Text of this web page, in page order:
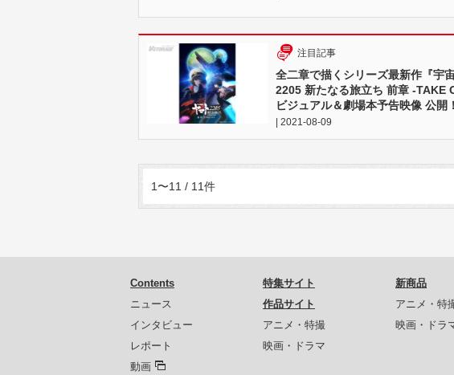
注目記事
全二章で描くシリーズ最新作『宇
2205 新たなる旅立ち 前章 -TAKE
ビジュアル＆劇場本予告映像 公開！
| 2021-08-09
1〜11 / 11件
Contents
ニュース
インタビュー
レポート
動画
特集サイト
作品サイト
アニメ・特撮
映画・ドラマ
新商品
アニメ・特
映画・ドラ